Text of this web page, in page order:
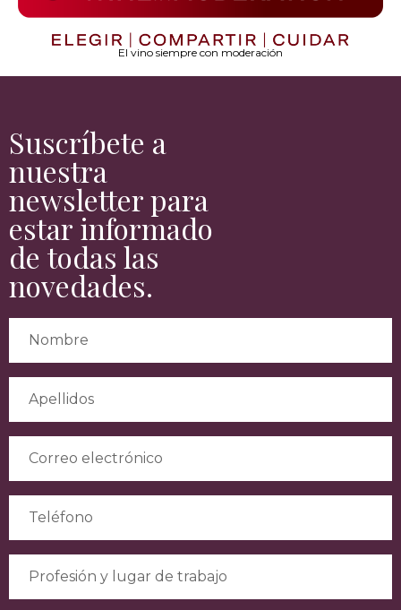
El vino siempre con moderación
Suscríbete a
nuestra
newsletter para
estar informado
de todas las
novedades.